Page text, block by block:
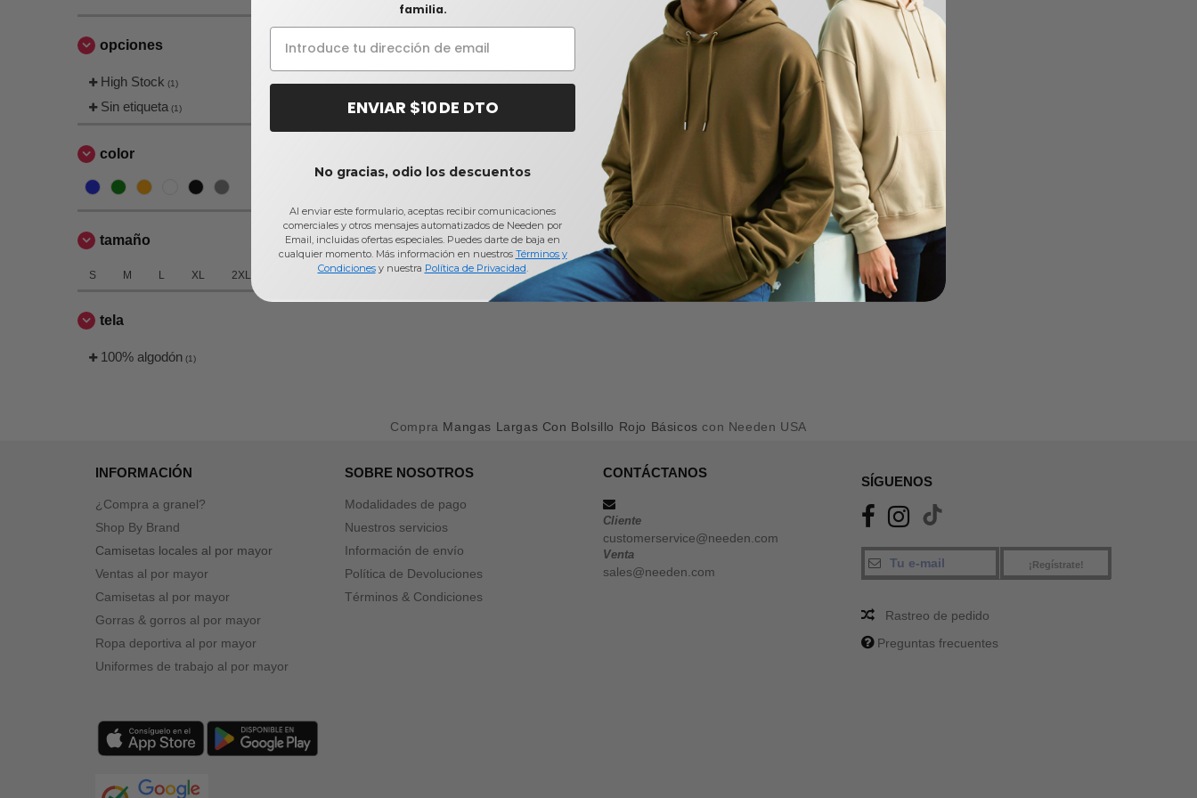
opciones
High Stock (1)
Sin etiqueta (1)
color
tamaño
S M L XL 2XL
tela
100% algodón (1)
Compra Mangas Largas Con Bolsillo Rojo Básicos con Needen USA
INFORMACIÓN
¿Compra a granel?
Shop By Brand
Camisetas locales al por mayor
Ventas al por mayor
Camisetas al por mayor
Gorras & gorros al por mayor
Ropa deportiva al por mayor
Uniformes de trabajo al por mayor
SOBRE NOSOTROS
Modalidades de pago
Nuestros servicios
Información de envío
Política de Devoluciones
Términos & Condiciones
CONTÁCTANOS
Cliente
customerservice@needen.com
Venta
sales@needen.com
SÍGUENOS
¡Regístrate!
Rastreo de pedido
Preguntas frecuentes
familia.
ENVIAR $10 DE DTO
No gracias, odio los descuentos
Al enviar este formulario, aceptas recibir comunicaciones
comerciales y otros mensajes automatizados de Needen por
Email, incluidas ofertas especiales. Puedes darte de baja en
cualquier momento. Más información en nuestros Términos y
Condicionesy nuestra Política de Privacidad.